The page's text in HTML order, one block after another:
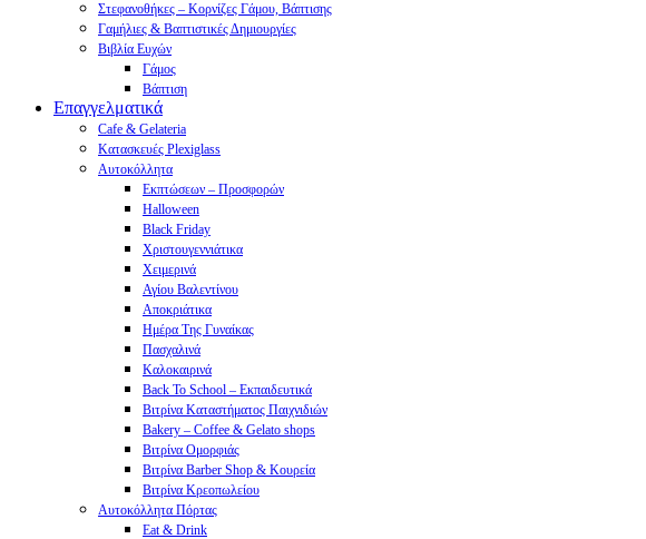
Στεφανοθήκες – Κορνίζες Γάμου, Βάπτισης
Γαμήλιες & Βαπτιστικές Δημιουργίες
Βιβλία Ευχών
Γάμος
Βάπτιση
Επαγγελματικά
Cafe & Gelateria
Κατασκευές Plexiglass
Αυτοκόλλητα
Εκπτώσεων – Προσφορών
Halloween
Black Friday
Χριστουγεννιάτικα
Χειμερινά
Αγίου Βαλεντίνου
Αποκριάτικα
Ημέρα Της Γυναίκας
Πασχαλινά
Καλοκαιρινά
Back To School – Εκπαιδευτικά
Βιτρίνα Καταστήματος Παιχνιδιών
Bakery – Coffee & Gelato shops
Βιτρίνα Ομορφιάς
Βιτρίνα Barber Shop & Κουρεία
Βιτρίνα Κρεοπωλείου
Αυτοκόλλητα Πόρτας
Eat & Drink